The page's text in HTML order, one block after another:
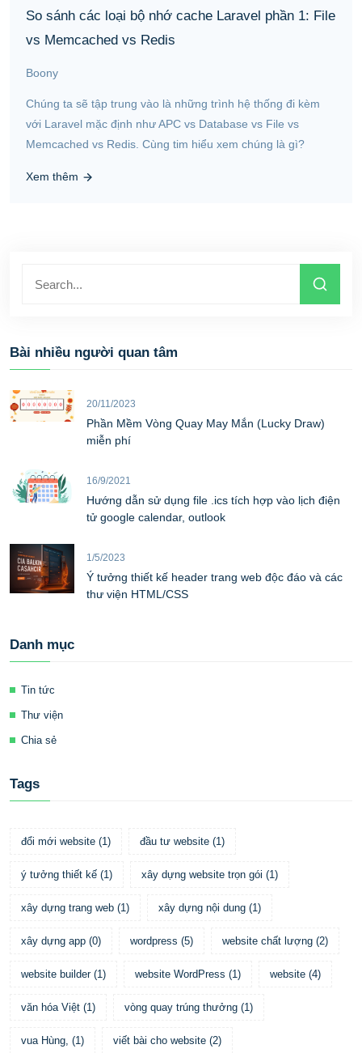
So sánh các loại bộ nhớ cache Laravel phần 1: File
vs Memcached vs Redis
Boony
Chúng ta sẽ tập trung vào là những trình hệ thống đi kèm
với Laravel mặc định như APC vs Database vs File vs
Memcached vs Redis. Cùng tim hiểu xem chúng là gì?
Xem thêm
Bài nhiều người quan tâm
20/11/2023
Phần Mềm Vòng Quay May Mắn (Lucky Draw)
miễn phí
16/9/2021
Hướng dẫn sử dụng file .ics tích hợp vào lịch điện
tử google calendar, outlook
1/5/2023
Ý tưởng thiết kế header trang web độc đáo và các
thư viện HTML/CSS
Danh mục
Tin tức
Thư viện
Chia sẻ
Tags
đổi mới website (1) đầu tư website (1)
ý tưởng thiết kế (1) xây dựng website trọn gói (1)
xây dựng trang web (1) xây dựng nội dung (1)
xây dựng app (0) wordpress (5) website chất lượng (2)
website builder (1) website WordPress (1) website (4)
văn hóa Việt (1) vòng quay trúng thưởng (1)
vua Hùng, (1) viết bài cho website (2)